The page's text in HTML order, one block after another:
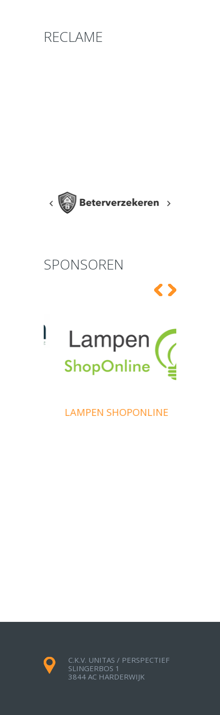
RECLAME
SPONSOREN
LAMPEN SHOPONLINE
C.K.V. UNITAS / PERSPECTIEF
SLINGERBOS 1
3844 AC HARDERWIJK